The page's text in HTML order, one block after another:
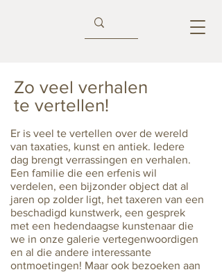
Zo veel verhalen
te vertellen!
Er is veel te vertellen over de wereld
van taxaties, kunst en antiek. Iedere
dag brengt verrassingen en verhalen.
Een familie die een erfenis wil
verdelen, een bijzonder object dat al
jaren op zolder ligt, het taxeren van een
beschadigd kunstwerk, een gesprek
met een hedendaagse kunstenaar die
we in onze galerie vertegenwoordigen
en al die andere interessante
ontmoetingen! Maar ook bezoeken aan